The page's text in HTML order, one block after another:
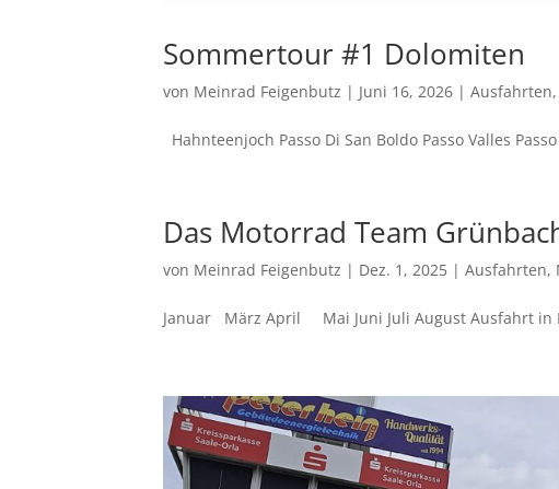
Sommertour #1 Dolomiten
von Meinrad Feigenbutz | Juni 16, 2026 |Ausfahrten,
Hahnteenjoch Passo Di San Boldo Passo Valles
Das Motorrad Team
von Meinrad Feigenbutz | Dez. 1, 2025 |Ausfahrten,
Januar März April Mai Juni Juli August